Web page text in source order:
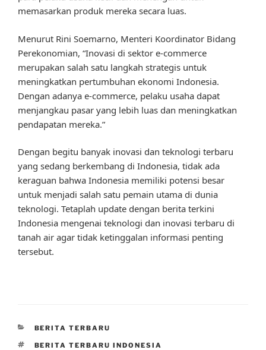
memasarkan produk mereka secara luas.
Menurut Rini Soemarno, Menteri Koordinator Bidang
Perekonomian, “Inovasi di sektor e-commerce
merupakan salah satu langkah strategis untuk
meningkatkan pertumbuhan ekonomi Indonesia.
Dengan adanya e-commerce, pelaku usaha dapat
menjangkau pasar yang lebih luas dan meningkatkan
pendapatan mereka.”
Dengan begitu banyak inovasi dan teknologi terbaru
yang sedang berkembang di Indonesia, tidak ada
keraguan bahwa Indonesia memiliki potensi besar
untuk menjadi salah satu pemain utama di dunia
teknologi. Tetaplah update dengan berita terkini
Indonesia mengenai teknologi dan inovasi terbaru di
tanah air agar tidak ketinggalan informasi penting
tersebut.
CATEGORIES
BERITA TERBARU
TAGS
BERITA TERBARU INDONESIA